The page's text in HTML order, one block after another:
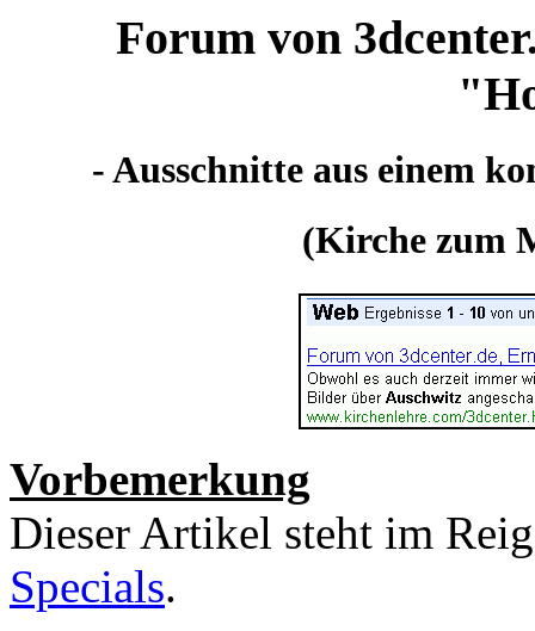
Forum von
- Ausschnitte aus einem
(Kirche zum
Vorbemerkung
Dieser Artikel steht im
Specials.